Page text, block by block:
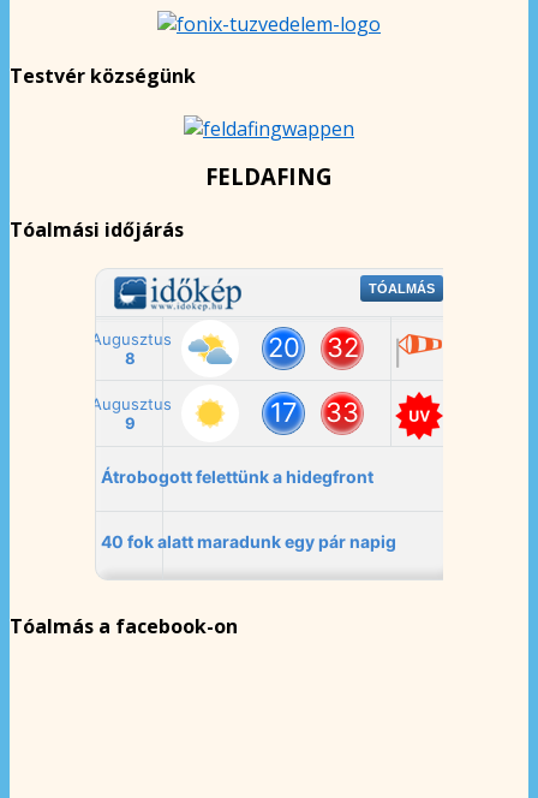
Testvér községünk
FELDAFING
Tóalmási időjárás
Tóalmás a facebook-on